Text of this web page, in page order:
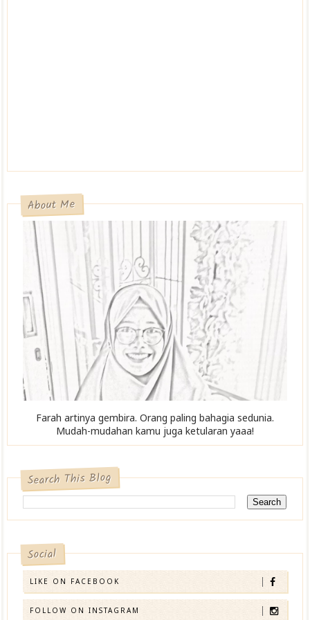
About Me
Farah artinya gembira. Orang paling bahagia sedunia.
Mudah-mudahan kamu juga ketularan yaaa!
Search This Blog
Social
LIKE ON FACEBOOK
FOLLOW ON INSTAGRAM